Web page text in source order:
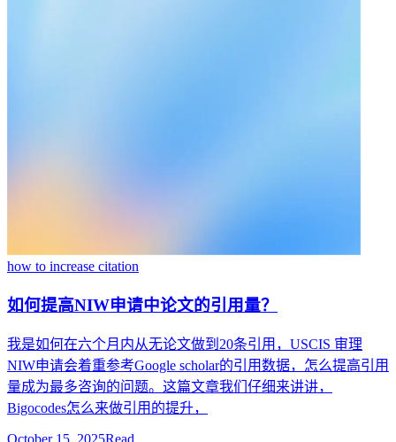
how to increase citation
如何提高NIW申请中论文的引用量？
我是如何在六个月内从无论文做到20条引用，USCIS 审理
NIW申请会着重参考Google scholar的引用数据，怎么提高引用
量成为最多咨询的问题。这篇文章我们仔细来讲讲，
Bigocodes怎么来做引用的提升，
October 15, 2025Read